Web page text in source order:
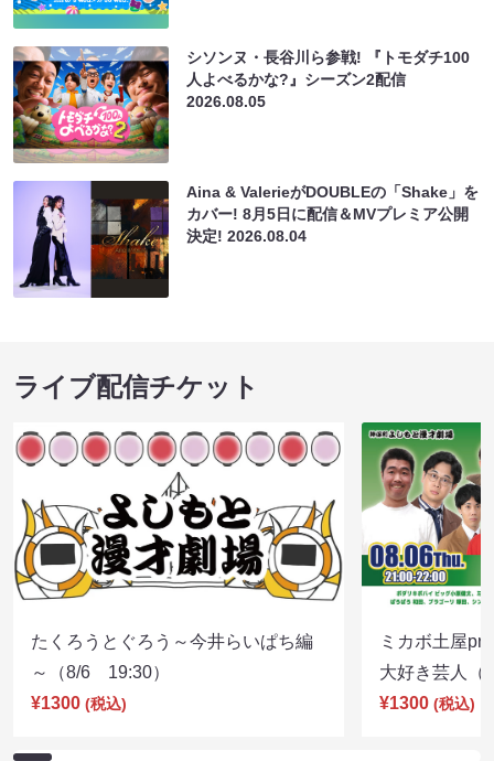
シソンヌ・長谷川ら参戦! 『トモダチ100
人よべるかな?』シーズン2配信
2026.08.05
Aina & ValerieがDOUBLEの「Shake」を
カバー! 8月5日に配信＆MVプレミア公開
決定!2026.08.04
ライブ配信チケット
たくろうとぐろう～今井らいぱち編
～（8/6 19:30）
¥1300 (税込)
ミカボ土屋
大好き芸人
¥1300 (税込)